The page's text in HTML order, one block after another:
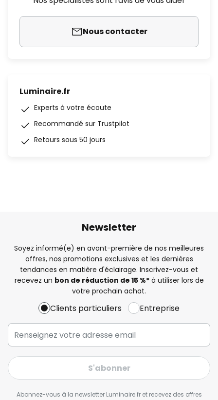
Nous contacter
Luminaire.fr
Experts à votre écoute
Recommandé sur Trustpilot
Retours sous 50 jours
Newsletter
Soyez informé(e) en avant-première de nos meilleures
offres, nos promotions exclusives et les dernières
tendances en matière d'éclairage. Inscrivez-vous et
recevez un bon de réduction de 15 %*à utiliser lors de
votre prochain achat.
Clients particuliers Entreprise
S'abonner
Abonnez-vous à la newsletter Luminaire.fr et recevez des offres